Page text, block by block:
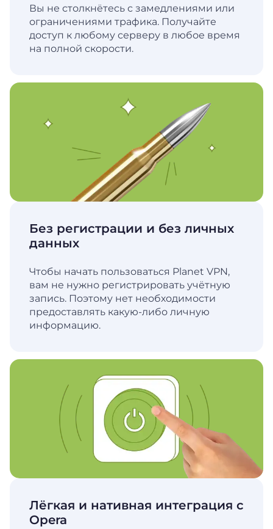
Вы не столкнётесь с замедлениями или
ограничениями трафика. Получайте
доступ к любому серверу в любое время
на полной скорости.
Без регистрации и без личных
данных
Чтобы начать пользоваться Planet VPN,
вам не нужно регистрировать учётную
запись. Поэтому нет необходимости
предоставлять какую-либо личную
информацию.
Лёгкая и нативная интеграция с
Opera